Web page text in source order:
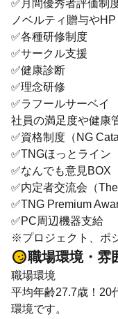
✅️月間優秀者評価制
ノベルティ贈与や
✅️各種研修制度
✅️サークル支援
✅️健康診断
✅️理念研修
✅️ラフールサーベイ
社員の満足度や健康
✅️資格制度（NG
✅️TNGほっとライン
✅️なんでも意見BOX
✅️内定者交流会（
✅️TNG Premium
✅️PC周辺機器支給
※プロジェクト、ポ
職場環境・雰
職場環境
平均年齢27.7歳！20
環境です。